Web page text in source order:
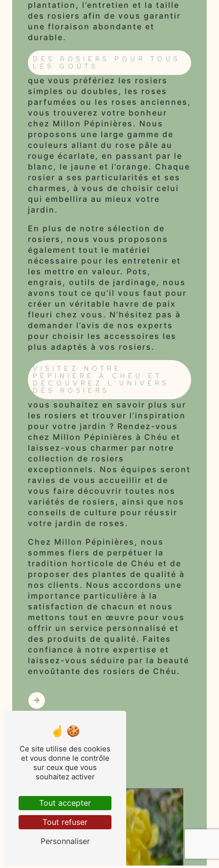
plantation, l’entretien et la taille
des rosiers afin de vous garantir
une floraison abondante et
durable.
DES ROSIERS POUR TOUS
LES GOÛTS
que vous préfériez les rosiers
simples ou doubles, les roses
parfumées ou les roses anciennes,
vous trouverez votre bonheur
chez Millon Pépinières. Nous
proposons une large gamme de
couleurs allant du rose pâle au
rouge écarlate, en passant par le
blanc, le jaune et l’orange. Chaque
rosier a ses particularités et ses
charmes, à vous de choisir celui
qui embellira au mieux votre
jardin.
En plus de notre sélection de
rosiers, nous vous proposons
également tout le matériel
nécessaire pour les entretenir et
les mettre en valeur. Pots,
engrais, outils de jardinage, nous
avons tout ce qu’il vous faut pour
créer un véritable havre de paix
fleuri chez vous. N’hésitez pas à
demander l’avis de nos experts
pour choisir les accessoires les
plus adaptés à vos rosiers.
VISITEZ NOTRE
PÉPINIÈRE À CHÉU ET
DÉCOUVREZ L’UNIVERS
DES ROSIERS
vous souhaitez en savoir plus sur
les rosiers et trouver l’inspiration
pour votre jardin ? Rendez-vous
chez Millon Pépinières à Chéu et
laissez-vous charmer par notre
collection de rosiers
exceptionnels. Nos équipes seront
ravies de vous accueillir et de
vous faire découvrir toutes nos
variétés de rosiers, ainsi que nos
conseils de culture pour réussir
votre jardin de roses.
Chez Millon Pépinières, nous
sommes fiers de perpétuer la
tradition horticole de Chéu et de
proposer des plantes de qualité à
nos clients. Nous accordons une
importance particulière à la
satisfaction de chacun et nous
mettons tout en œuvre pour vous
offrir un service personnalisé et
des produits de qualité. Faites
confiance à notre expertise et
laissez-vous séduire par la beauté
envoûtante des rosiers de Chéu.
Contactez-nous
Ce site utilise des cookies
et vous donne le contrôle
sur ceux que vous
souhaitez activer
Tout accepter
Tout refuser
Personnaliser